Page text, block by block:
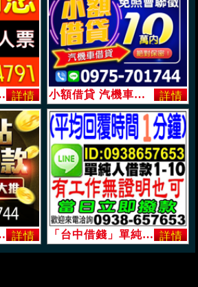
都可借「即樂貸」 小額借貸 汽機車借貸 | 絕對保密 10萬內 免保免押免聯徵「即樂貸」
網友大推「即樂貸」 「台中借錢」單純人借款 平均回覆時間1分鐘 | 1~20萬 有工作無證明也可「即樂貸」